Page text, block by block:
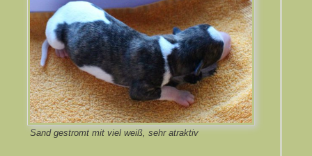
Sand gestromt mit viel weiß, sehr atraktiv